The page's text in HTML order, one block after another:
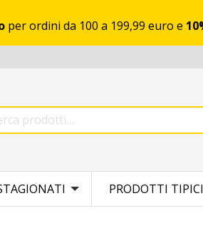
per ordini da 100 a 199,99 euro e
PRODOTTI TIPICI